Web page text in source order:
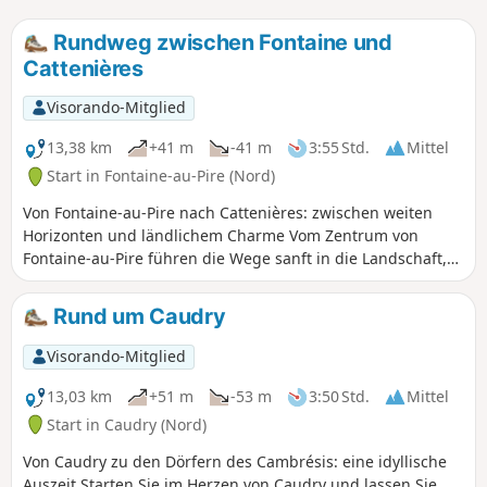
Rundweg zwischen Fontaine und
Cattenières
Visorando-Mitglied
13,38 km
+41 m -41 m 3:55 Std.
Mittel
Start in Fontaine-au-Pire (Nord)
Von Fontaine-au-Pire nach Cattenières: zwischen weiten
Horizonten und ländlichem Charme Vom Zentrum von
Fontaine-au-Pire führen die Wege sanft in die Landschaft,
vorbei an goldenen Feldern und grünen Wiesen. Man
schreitet im ruhigen Rhythmus der Jahreszeiten voran,
begleitet vom Rascheln der Ähren und dem leichten Flug
der Lerchen. Die Silhouette von Cattenières zeichnet sich
allmählich am Horizont ab, hinter Hecken und von
Wildblumen gesäumten Wegen. Dieser kurze Ausflug lädt
dazu ein, tief durchzuatmen, die Schlichtheit der
Landschaften des Cambrésis zu genießen und Schritt für
Schritt die diskrete Schönheit seiner Dörfer
Rund um Caudry
Visorando-Mitglied
13,03 km
+51 m -53 m 3:50 Std.
Mittel
Start in Caudry (Nord)
Von Caudry zu den Dörfern des Cambrésis: eine idyllische